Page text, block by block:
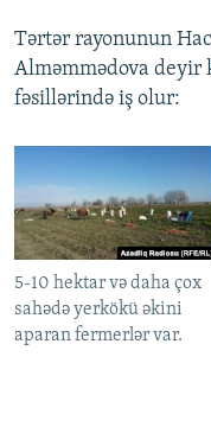
Tərtər rayonunun
Alməmmədova
fəsillərində iş olur:
5-10 hektar və daha çox
sahədə yerkökü əkini
aparan fermerlər var.